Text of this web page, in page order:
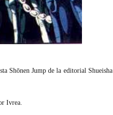
Shōnen Jump de la editorial Shueisha
Ivrea.